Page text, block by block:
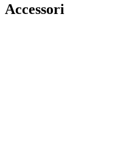
Accessori